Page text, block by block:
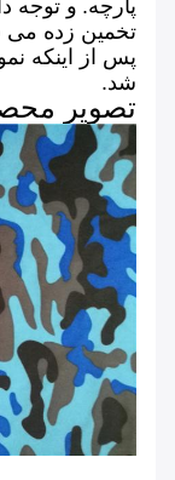
پارچه. و توجه
تخمین زده می
پس از اینکه
شد.
تصویر